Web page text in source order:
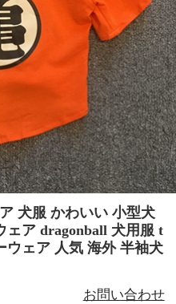
犬服 かわいい 小型犬
ェア dragonball 犬用服 t
ウェア 人気 海外 半袖犬
お問い合わせ